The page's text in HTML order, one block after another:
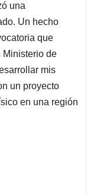
una
Un hecho
que
Ministerio de
mis
un proyecto
en una región